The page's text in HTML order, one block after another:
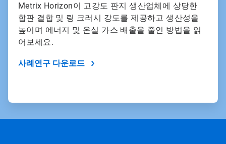
Metrix Horizon이 고강도 판지 생산업체에 상당한
합판 결합 및 링 크러시 강도를 제공하고 생산성을
높이며 에너지 및 온실 가스 배출을 줄인 방법을 읽
어보세요.
사례연구 다운로드